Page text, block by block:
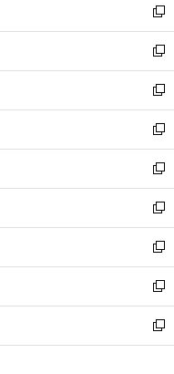
く
ィ
ン
ド
ウ
で
開
く
い
ウ
ィ
ン
ド
ウ
で
開
く
新
し
い
ウ
ィ
ン
ド
ウ
で
開
く
新
し
い
ウ
ィ
ン
ド
ウ
で
開
く
新
し
い
ウ
ィ
ン
ド
ウ
で
開
く
新
し
い
ウ
ィ
ン
ド
ウ
で
開
く
新
し
い
ウ
ィ
ン
ド
ウ
で
開
新
し
い
ウ
ィ
ン
ド
ウ
新
し
い
ウ
ィ
ン
新
し
い
ウ
新
し